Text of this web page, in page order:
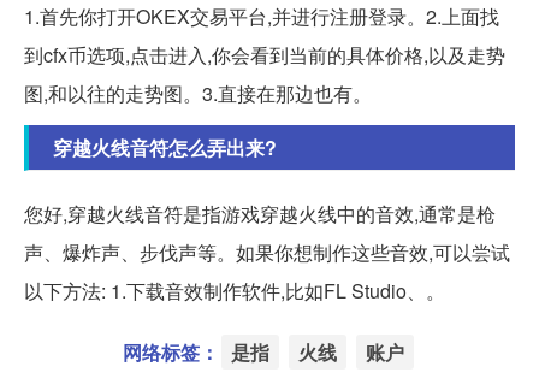
1.首先你打开OKEX交易平台,并进行注册登录。2.上面找
到cfx币选项,点击进入,你会看到当前的具体价格,以及走势
图,和以往的走势图。3.直接在那边也有。
穿越火线音符怎么弄出来?
您好,穿越火线音符是指游戏穿越火线中的音效,通常是枪
声、爆炸声、步伐声等。如果你想制作这些音效,可以尝试
以下方法: 1.下载音效制作软件,比如FL Studio、。
网络标签： 是指 火线 账户